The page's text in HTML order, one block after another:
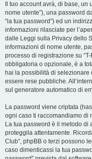
Il tuo account avrà, di base,
nome utente”), una password
“la tua password”) ed un
informazioni rilasciate per
dalle Leggi sulla Privacy dello
informazioni di nome utente,
processo di registrazione su
obbligatoria o opzionale, è a
hai la possibilità di
essere rese pubbliche.
sul generatore automatico di
La password viene criptata
ogni caso ti raccomandiamo di
La tua password è il metodo di
proteggila attentamente.
Club”, phpBB o terzi possono
caso dimenticassi la tua